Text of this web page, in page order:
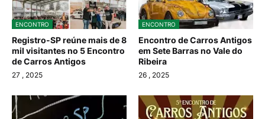
ENCONTRO
Registro-SP reúne mais de 8
mil visitantes no 5 Encontro
de Carros Antigos
27 , 2025
ENCONTRO
Encontro de Carros Antigos
em Sete Barras no Vale do
Ribeira
26 , 2025